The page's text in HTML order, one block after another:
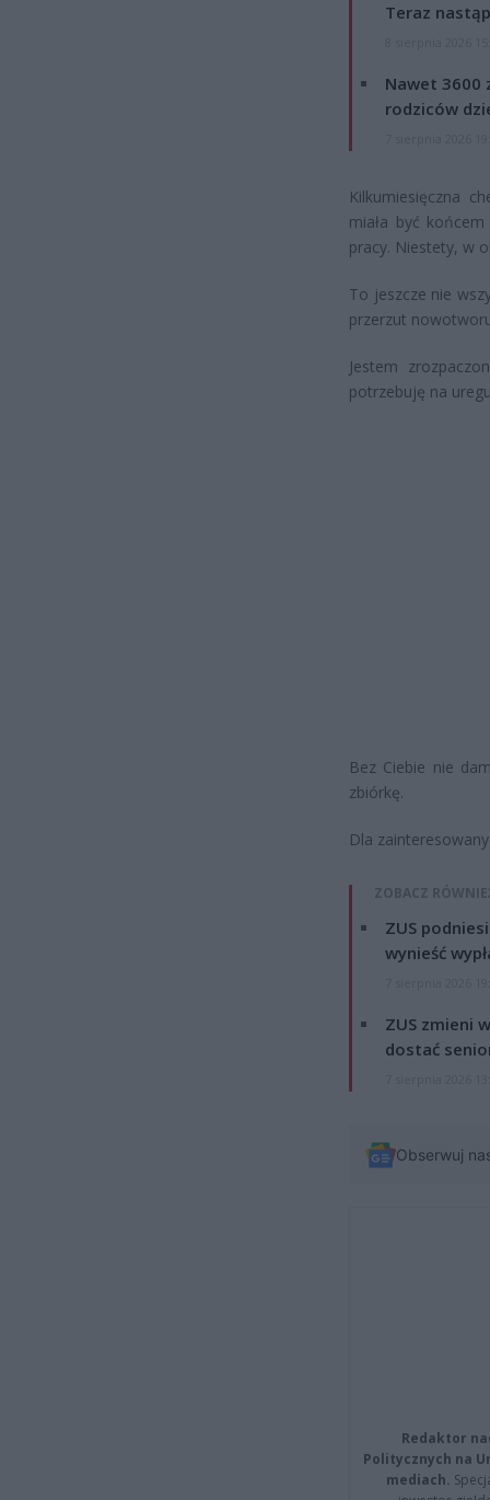
Teraz
Nawet 3600
rodziców
Kilkumiesięczna
miała być
pracy. Niestety, w
To jeszcze nie
przerzut
Jestem
potrzebuję na
Bez Ciebie nie
zbiórkę.
Dla
ZOBACZ
ZUS
wynieść
ZUS zmieni
dostać
Obserwuj
Redaktor
Politycznych na
mediach.